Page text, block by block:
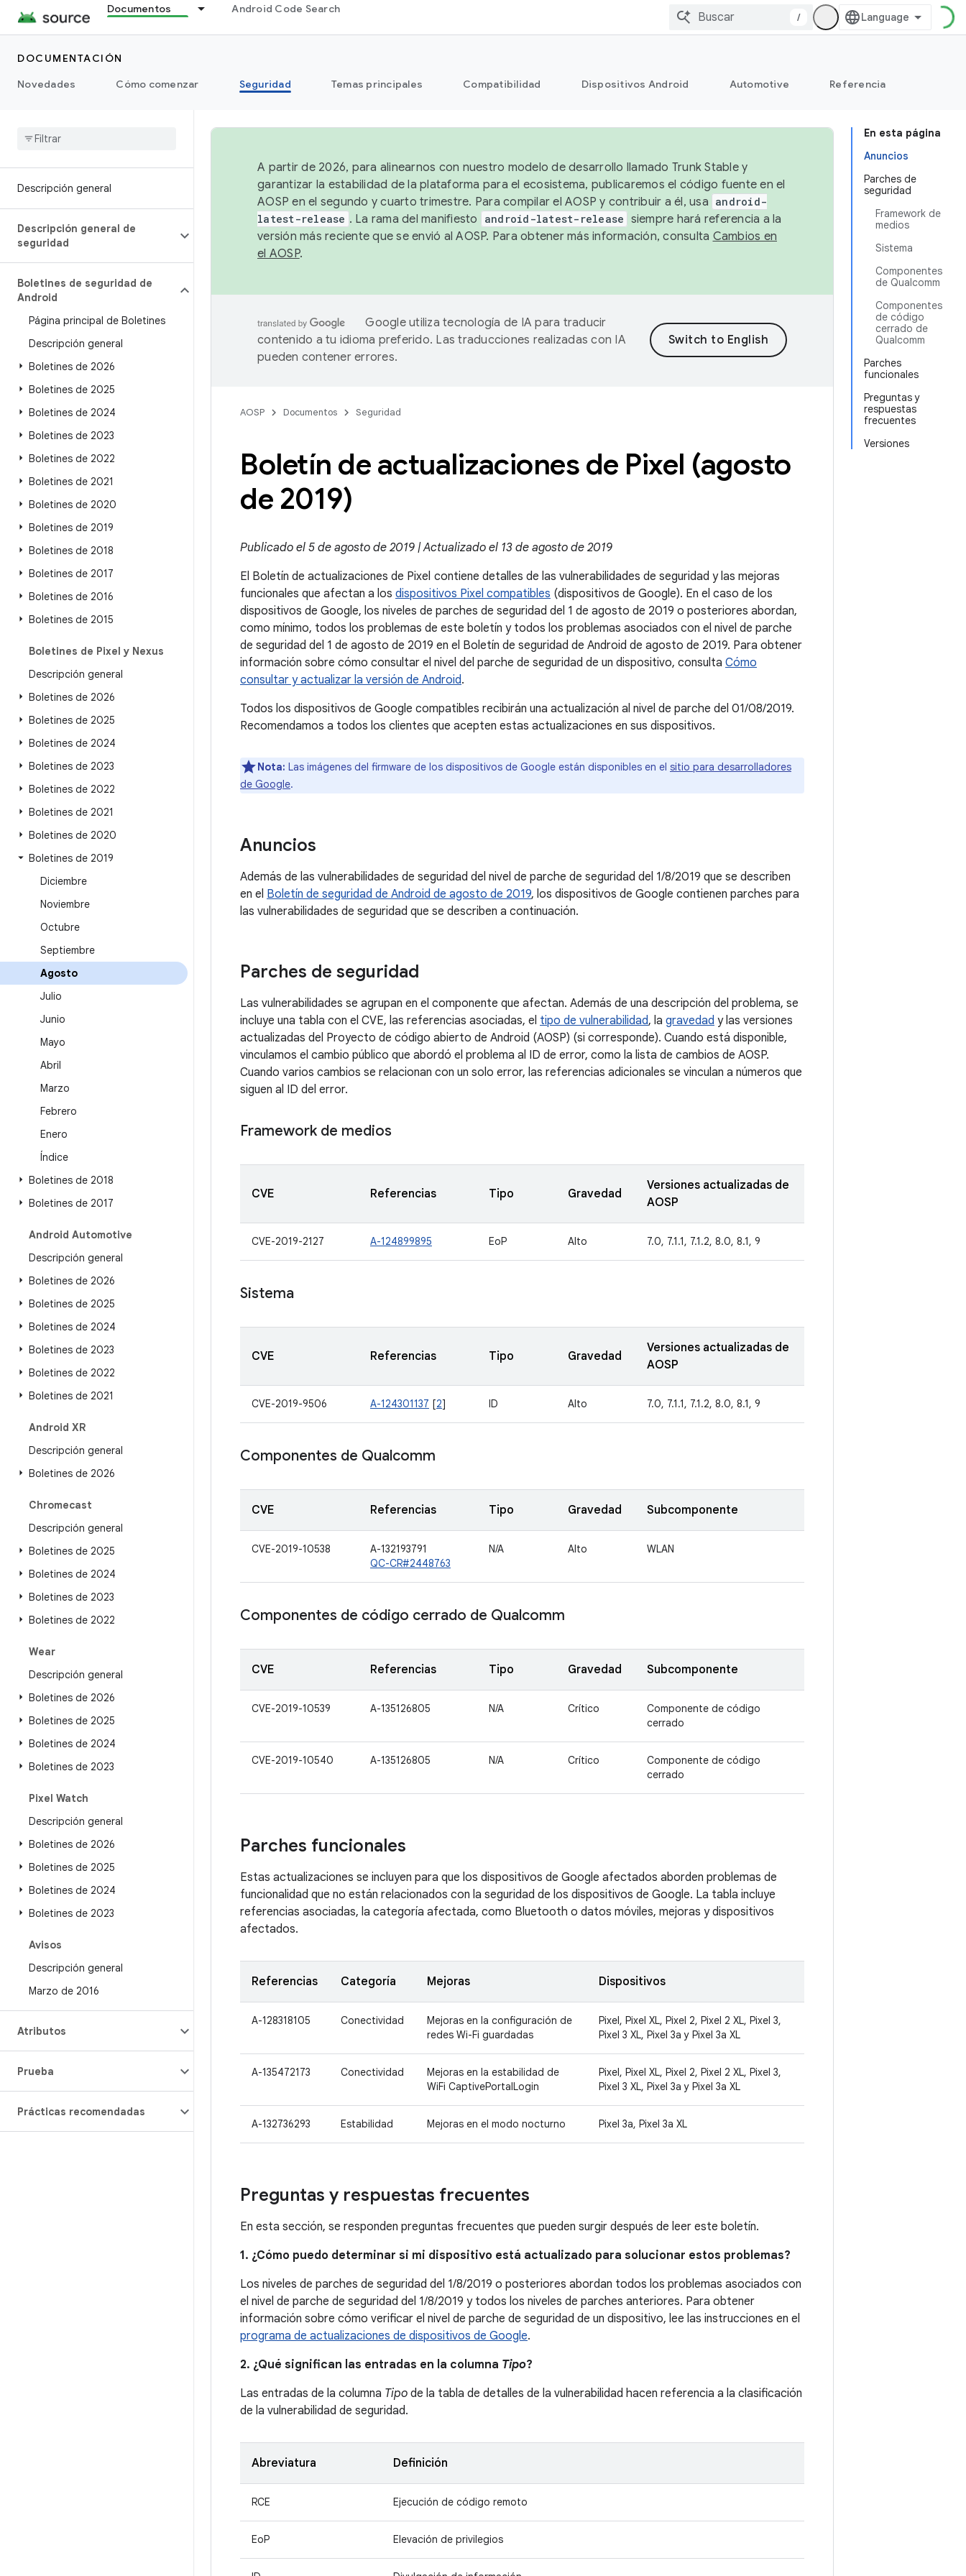
Documentos Android Code Search
/
DOCUMENTACIÓN
Novedades
Cómo comenzar Seguridad Temas principales Compatibilidad Dispositivos Android Automotive Referencia
Descripción general
Descripción general de
seguridad
Boletines de seguridad de
Android
Página principal de Boletines
Descripción general
Boletines de 2026
Boletines de 2025
Boletines de 2024
Boletines de 2023
Boletines de 2022
Boletines de 2021
Boletines de 2020
Boletines de 2019
Boletines de 2018
Boletines de 2017
Boletines de 2016
Boletines de 2015
Boletines de Pixel y Nexus
Descripción general
Boletines de 2026
Boletines de 2025
Boletines de 2024
Boletines de 2023
Boletines de 2022
Boletines de 2021
Boletines de 2020
Boletines de 2019
Diciembre
Noviembre
Octubre
Septiembre
Agosto
Julio
Junio
Mayo
Abril
Marzo
Febrero
Enero
Índice
Boletines de 2018
Boletines de 2017
Android Automotive
Descripción general
Boletines de 2026
Boletines de 2025
Boletines de 2024
Boletines de 2023
Boletines de 2022
Boletines de 2021
Android XR
Descripción general
Boletines de 2026
Chromecast
Descripción general
Boletines de 2025
Boletines de 2024
Boletines de 2023
Boletines de 2022
Wear
Descripción general
Boletines de 2026
Boletines de 2025
Boletines de 2024
Boletines de 2023
Pixel Watch
Descripción general
Boletines de 2026
Boletines de 2025
Boletines de 2024
Boletines de 2023
Avisos
Descripción general
Marzo de 2016
Atributos
Prueba
Prácticas recomendadas
En esta página
Anuncios
Parches de
seguridad
Framework de
medios
Sistema
Componentes
de Qualcomm
Componentes
de código
cerrado de
Qualcomm
Parches
funcionales
Preguntas y
respuestas
frecuentes
Versiones
A partir de 2026, para alinearnos con nuestro modelo de desarrollo llamado Trunk Stable y
garantizar la estabilidad de la plataforma para el ecosistema, publicaremos el código fuente en el
AOSP en el segundo y cuarto trimestre. Para compilar el AOSP y contribuir a él, usa android-
latest-release . La rama del manifiesto android-latest-release siempre hará referencia a la
versión más reciente que se envió al AOSP. Para obtener más información, consulta Cambios en
el AOSP.
Google utiliza tecnología de IA para traducir
contenido a tu idioma preferido. Las traducciones realizadas con IA
pueden contener errores.
AOSP Documentos Seguridad
Boletín de actualizaciones de Pixel (agosto
de 2019)
Publicado el 5 de agosto de 2019 | Actualizado el 13 de agosto de 2019
El Boletín de actualizaciones de Pixel contiene detalles de las vulnerabilidades de seguridad y las mejoras
funcionales que afectan a los dispositivos Pixel compatibles (dispositivos de Google). En el caso de los
dispositivos de Google, los niveles de parches de seguridad del 1 de agosto de 2019 o posteriores abordan,
como mínimo, todos los problemas de este boletín y todos los problemas asociados con el nivel de parche
de seguridad del 1 de agosto de 2019 en el Boletín de seguridad de Android de agosto de 2019. Para obtener
información sobre cómo consultar el nivel del parche de seguridad de un dispositivo, consulta Cómo
consultar y actualizar la versión de Android.
Todos los dispositivos de Google compatibles recibirán una actualización al nivel de parche del 01/08/2019.
Recomendamos a todos los clientes que acepten estas actualizaciones en sus dispositivos.
Nota: Las imágenes del firmware de los dispositivos de Google están disponibles en el sitio para desarrolladores
de Google.
Anuncios
Además de las vulnerabilidades de seguridad del nivel de parche de seguridad del 1/8/2019 que se describen
en el Boletín de seguridad de Android de agosto de 2019, los dispositivos de Google contienen parches para
las vulnerabilidades de seguridad que se describen a continuación.
Parches de seguridad
Las vulnerabilidades se agrupan en el componente que afectan. Además de una descripción del problema, se
incluye una tabla con el CVE, las referencias asociadas, el tipo de vulnerabilidad, la gravedad y las versiones
actualizadas del Proyecto de código abierto de Android (AOSP) (si corresponde). Cuando está disponible,
vinculamos el cambio público que abordó el problema al ID de error, como la lista de cambios de AOSP.
Cuando varios cambios se relacionan con un solo error, las referencias adicionales se vinculan a números que
siguen al ID del error.
Framework de medios
CVE Referencias Tipo Gravedad
Versiones actualizadas de
AOSP
CVE-2019-2127 A-124899895 EoP Alto 7.0, 7.1.1, 7.1.2, 8.0, 8.1, 9
Sistema
CVE Referencias Tipo Gravedad
Versiones actualizadas de
AOSP
CVE-2019-9506 A-124301137 [2] ID Alto 7.0, 7.1.1, 7.1.2, 8.0, 8.1, 9
Componentes de Qualcomm
CVE Referencias Tipo Gravedad Subcomponente
CVE-2019-10538
A-132193791
QC-CR#2448763
N/A Alto WLAN
Componentes de código cerrado de Qualcomm
CVE Referencias Tipo Gravedad Subcomponente
CVE-2019-10539 A-135126805 N/A Crítico
Componente de código
cerrado
CVE-2019-10540 A-135126805 N/A Crítico
Componente de código
cerrado
Parches funcionales
Estas actualizaciones se incluyen para que los dispositivos de Google afectados aborden problemas de
funcionalidad que no están relacionados con la seguridad de los dispositivos de Google. La tabla incluye
referencias asociadas, la categoría afectada, como Bluetooth o datos móviles, mejoras y dispositivos
afectados.
Referencias Categoría Mejoras Dispositivos
A-128318105 Conectividad
Mejoras en la configuración de
redes Wi-Fi guardadas
Pixel, Pixel XL, Pixel 2, Pixel 2 XL, Pixel 3,
Pixel 3 XL, Pixel 3a y Pixel 3a XL
A-135472173 Conectividad
Mejoras en la estabilidad de
WiFi CaptivePortalLogin
Pixel, Pixel XL, Pixel 2, Pixel 2 XL, Pixel 3,
Pixel 3 XL, Pixel 3a y Pixel 3a XL
A-132736293 Estabilidad Mejoras en el modo nocturno Pixel 3a, Pixel 3a XL
Preguntas y respuestas frecuentes
En esta sección, se responden preguntas frecuentes que pueden surgir después de leer este boletín.
1. ¿Cómo puedo determinar si mi dispositivo está actualizado para solucionar estos problemas?
Los niveles de parches de seguridad del 1/8/2019 o posteriores abordan todos los problemas asociados con
el nivel de parche de seguridad del 1/8/2019 y todos los niveles de parches anteriores. Para obtener
información sobre cómo verificar el nivel de parche de seguridad de un dispositivo, lee las instrucciones en el
programa de actualizaciones de dispositivos de Google.
2. ¿Qué significan las entradas en la columna Tipo?
Las entradas de la columna Tipo de la tabla de detalles de la vulnerabilidad hacen referencia a la clasificación
de la vulnerabilidad de seguridad.
Abreviatura Definición
RCE Ejecución de código remoto
EoP Elevación de privilegios